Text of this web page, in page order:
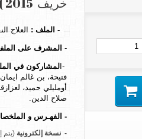
خريف 2015 )
- الملف : العلاج
- المشرف على
-المشاركون في
فتيحة، بن غالم
أومليلي حميد،
صلاح الدين.
- الفهـرس و
-نسخة إلكترونية (يتم